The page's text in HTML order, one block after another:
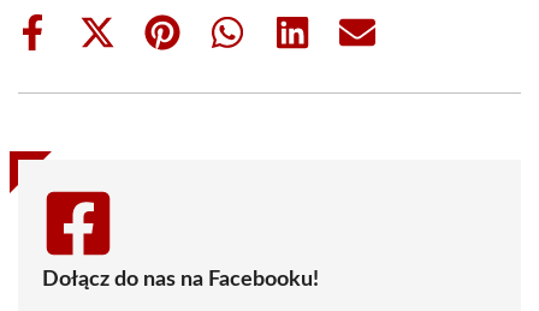
Share
Share
(Twitter)
Share
Share
Share
Share
Dołącz do nas na Facebooku!